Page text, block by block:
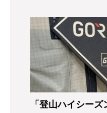
「登山ハイシー